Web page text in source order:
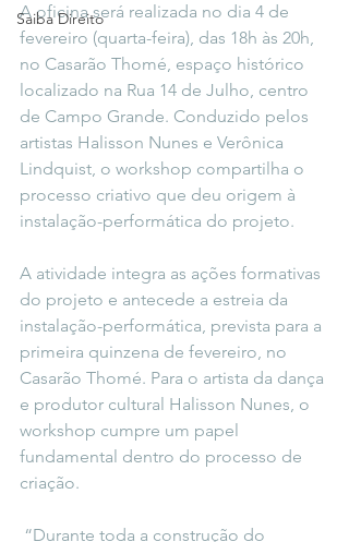
Saiba Direito
A oficina será realizada no dia 4 de
fevereiro (quarta-feira), das 18h às 20h,
no Casarão Thomé, espaço histórico
localizado na Rua 14 de Julho, centro
de Campo Grande. Conduzido pelos
artistas Halisson Nunes e Verônica
Lindquist, o workshop compartilha o
processo criativo que deu origem à
instalação-performática do projeto.
A atividade integra as ações formativas
do projeto e antecede a estreia da
instalação-performática, prevista para a
primeira quinzena de fevereiro, no
Casarão Thomé. Para o artista da dança
e produtor cultural Halisson Nunes, o
workshop cumpre um papel
fundamental dentro do processo de
criação.
“Durante toda a construção do